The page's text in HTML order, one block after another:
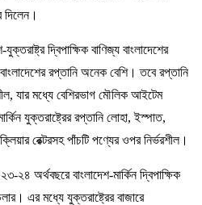
দিলেন।
দ্বিপাক্ষিক বাণিজ্য বাংলাদেশের
রপ্তানি অনেক বেশি। তবে রপ্তানি
যার মধ্যে বেশিরভাগ মৌলিক আইটেম
যুক্তরাষ্ট্রের রপ্তানি লোহা, ইস্পাত,
রেক্টরসহ পাঁচটি পণ্যের ওপর নির্ভরশীল।
২৪ অর্থবছরে বাংলাদেশ-মার্কিন দ্বিপাক্ষিক
এর মধ্যে যুক্তরাষ্ট্রের বাজারে